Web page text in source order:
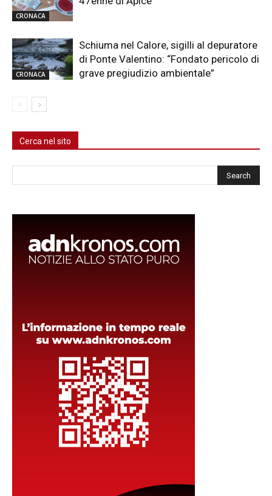
CRONACA
CRONACA
Schiuma nel Calore, sigilli al depuratore
di Ponte Valentino: “Fondato pericolo di
grave pregiudizio ambientale”
Cerca nel sito